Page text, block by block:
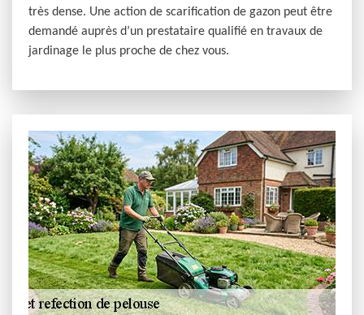
très dense. Une action de scarification de gazon peut être
demandé auprès d’un prestataire qualifié en travaux de
jardinage le plus proche de chez vous.